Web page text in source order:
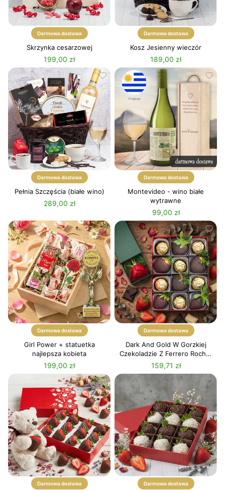
Darmowa dostawa
Skrzynka cesarzowej
199,00 zł
Darmowa dostawa
Kosz Jesienny wieczór
189,00 zł
Darmowa dostawa
Pełnia Szczęścia (białe wino)
289,00 zł
Darmowa dostawa
Montevideo - wino białe
wytrawne
99,00 zł
Darmowa dostawa
Girl Power + statuetka
najlepsza kobieta
199,00 zł
Darmowa dostawa
Dark And Gold W Gorzkiej
Czekoladzie Z Ferrero Rocher
+ Czerwona Róża
159,71 zł
Darmowa dostawa Darmowa dostawa